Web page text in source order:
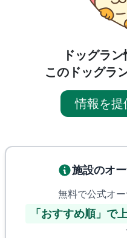
ドッグラ
このドッグラ
情報を提
施設のオ
無料で公式オー
「おすすめ順」で